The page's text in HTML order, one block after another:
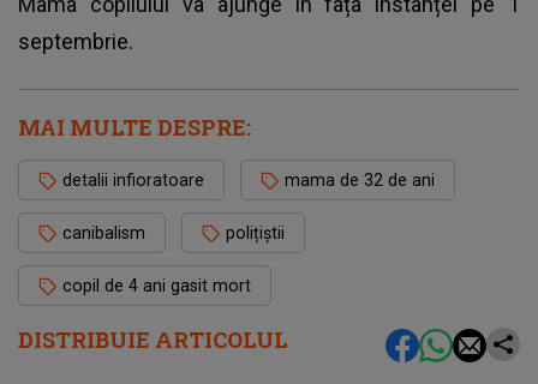
DISTRIBUIE ARTICOLUL
septembrie.
MAI MULTE DESPRE:
detalii infioratoare mama de 32 de ani
canibalism polițiștii
copil de 4 ani gasit mort